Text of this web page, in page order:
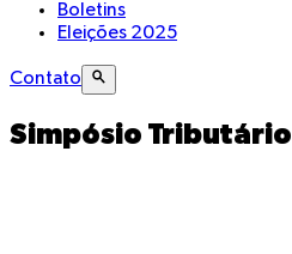
Boletins
Eleições 2025
Contato
Simpósio Tributário